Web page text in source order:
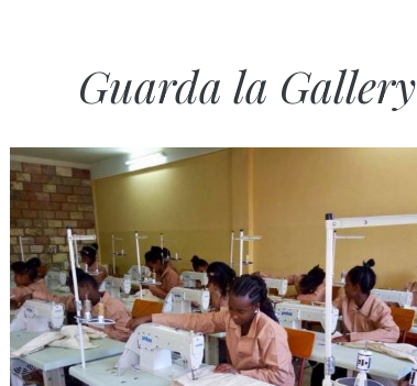
Guarda la Gallery